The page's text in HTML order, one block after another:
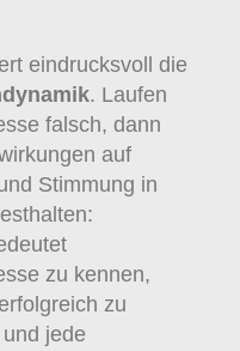
eindrucksvoll die
. Laufen
falsch, dann
auf
Stimmung in
zu kennen,
zu
jede